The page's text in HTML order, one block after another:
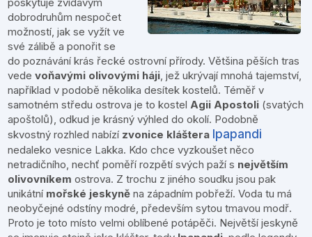
dobrodruhům nespočet
možností, jak se vyžít ve
své zálibě a ponořit se
do poznávání krás řecké ostrovní přírody. Většina pěších tras
vedevoňavými olivovými háji, jež ukrývají mnohá tajemství,
například v podobě několika desítek kostelů. Téměř v
samotném středu ostrova je to kostelAgii Apostoli (svatých
apoštolů), odkud je krásný výhled do okolí. Podobně
skvostný rozhled nabízí zvonice kláštera Ipapandi
nedaleko vesnice Lakka. Kdo chce vyzkoušet něco
netradičního, nechť poměří rozpětí svých paží s největším
olivovníkem ostrova. Z trochu z jiného soudku jsou pak
unikátní mořské jeskyně na západním pobřeží. Voda tu má
neobyčejné odstíny modré, především sytou tmavou modř.
Proto je toto místo velmi oblíbené potápěči. Největší jeskyně